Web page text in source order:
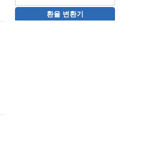
환율 변환기